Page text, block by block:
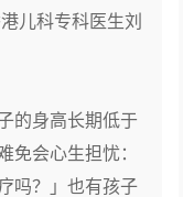
儿科专科医生刘
的身高长期低于
免会心生担忧：
吗？」也有孩子